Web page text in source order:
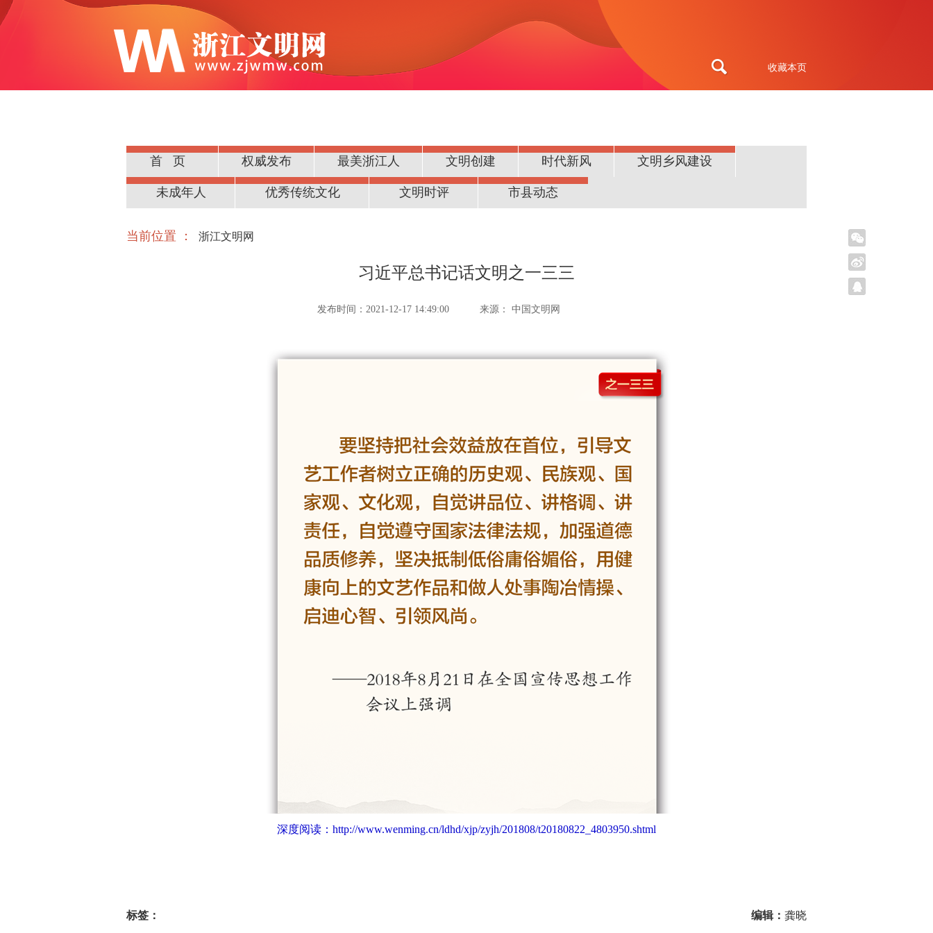
收藏本页
首页 权威发布 最美浙江人 文明创建 时代新风 文明乡风建设
公民道德
未成年人 优秀传统文化 文明时评 市县动态
当前位置 ： 浙江文明网
习近平总书记话文明之一三三
发布时间：2021-12-17 14:49:00 来源： 中国文明网
深度阅读： http://www.wenming.cn/ldhd/xjp/zyjh/201808/t20180822_4803950.shtml
标签： 编辑： 龚晓